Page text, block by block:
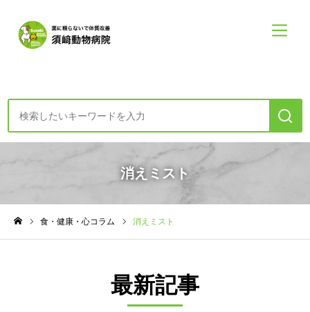
診療案内・申し込み
初めての方へー診療の方針
食・健康・心コラム
須崎動物病院について
消えミスト
食・健康・心コラム 消えミスト
最新記事